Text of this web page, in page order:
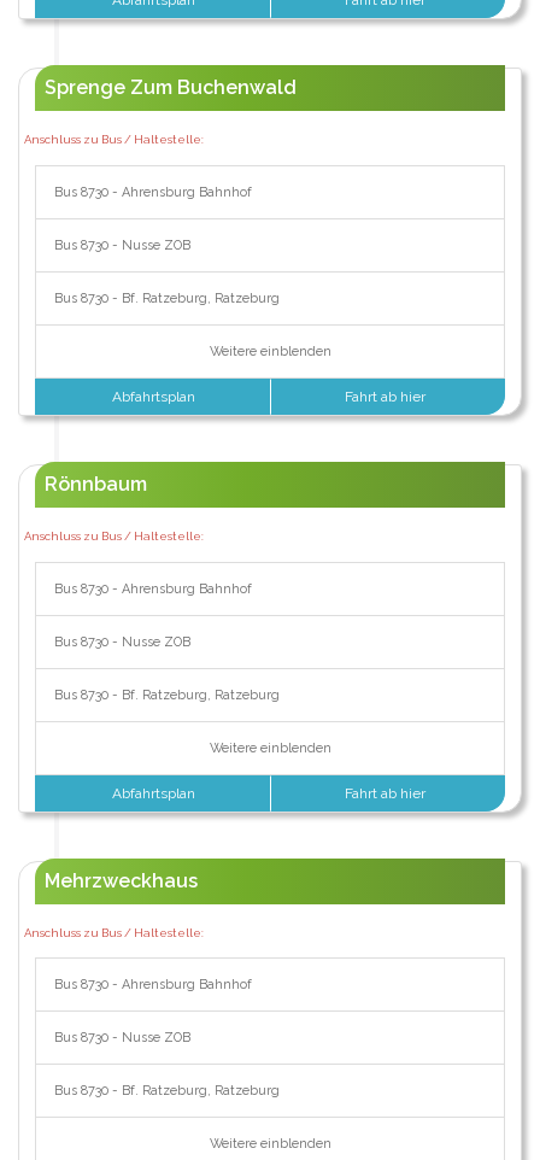
Sprenge Zum Buchenwald
Anschluss zu Bus / Haltestelle:
Bus 8730 - Ahrensburg Bahnhof
Bus 8730 - Nusse ZOB
Bus 8730 - Bf. Ratzeburg, Ratzeburg
Weitere einblenden
Abfahrtsplan Fahrt ab hier
Rönnbaum
Anschluss zu Bus / Haltestelle:
Bus 8730 - Ahrensburg Bahnhof
Bus 8730 - Nusse ZOB
Bus 8730 - Bf. Ratzeburg, Ratzeburg
Weitere einblenden
Abfahrtsplan Fahrt ab hier
Mehrzweckhaus
Anschluss zu Bus / Haltestelle:
Bus 8730 - Ahrensburg Bahnhof
Bus 8730 - Nusse ZOB
Bus 8730 - Bf. Ratzeburg, Ratzeburg
Weitere einblenden